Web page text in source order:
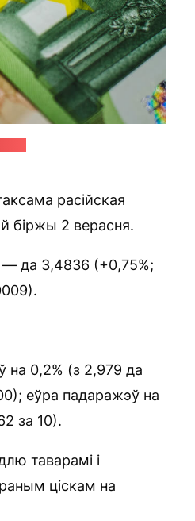
расійская
біржы 2 верасня.
— да 3,4836 (+0,75%;
на 0,2% (з 2,979 да
еўра падаражэў на
за 10).
таварамі і
ціскам на